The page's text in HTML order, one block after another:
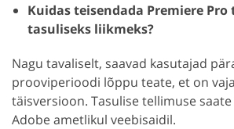
Kuidas teisendada Premiere
tasuliseks liikmeks?
Nagu tavaliselt, saavad kasutajad
prooviperioodi lõppu teate, et on
täisversioon. Tasulise tellimuse
Adobe ametlikul veebisaidil.